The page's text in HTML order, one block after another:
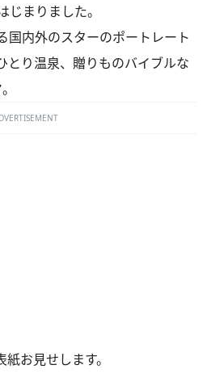
まりました。
国内外のスターのポートレート
とり温泉、贈りものバイブルな
お見せします。